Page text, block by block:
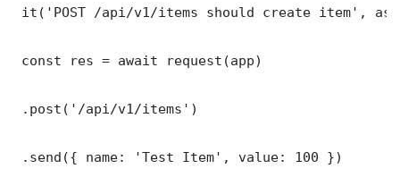
it('POST /api/v1/items should create item',
const res = await request(app)
.post('/api/v1/items')
.send({ name: 'Test Item', value: 100 })